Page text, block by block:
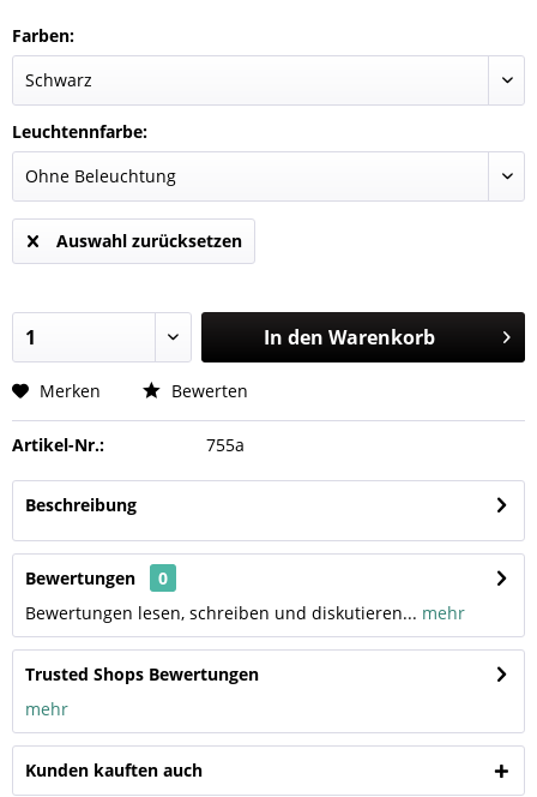
Farben:
Leuchtennfarbe:
Auswahl zurücksetzen
In den Warenkorb
Merken Bewerten
Artikel-Nr.: 755a
Beschreibung
Bewertungen
0
Bewertungen lesen, schreiben und diskutieren... mehr
Trusted Shops Bewertungen
mehr
Kunden kauften auch